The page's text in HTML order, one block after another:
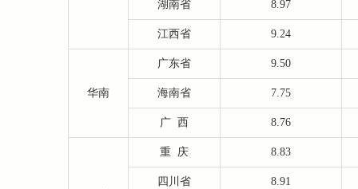
湖南省 8.97
江西省 9.24
华南
广东省 9.50
海南省 7.75
广 西 8.76
重 庆 8.83
四川省 8.91